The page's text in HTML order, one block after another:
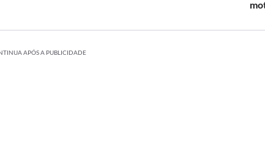
APÓS A PUBLICIDADE